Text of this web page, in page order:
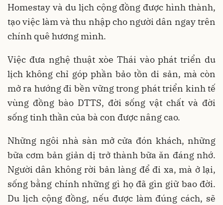
Homestay và du lịch cộng đồng được hình thành,
tạo việc làm và thu nhập cho người dân ngay trên
chính quê hương mình.
Việc đưa nghệ thuật xòe Thái vào phát triển du
lịch không chỉ góp phần bảo tồn di sản, mà còn
mở ra hướng đi bền vững trong phát triển kinh tế
vùng đồng bào DTTS, đời sống vật chất và đời
sống tinh thần của bà con được nâng cao.
Những ngôi nhà sàn mở cửa đón khách, những
bữa cơm bản giản dị trở thành bữa ăn đáng nhớ.
Người dân không rời bản làng để đi xa, mà ở lại,
sống bằng chính những gì họ đã gìn giữ bao đời.
Du lịch cộng đồng, nếu được làm đúng cách, sẽ